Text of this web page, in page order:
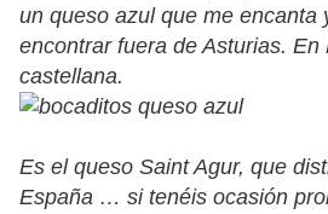
un queso azul que me encanta
encontrar fuera de Asturias.
castellana.
Es el queso Saint Agur, que
España … si tenéis ocasión